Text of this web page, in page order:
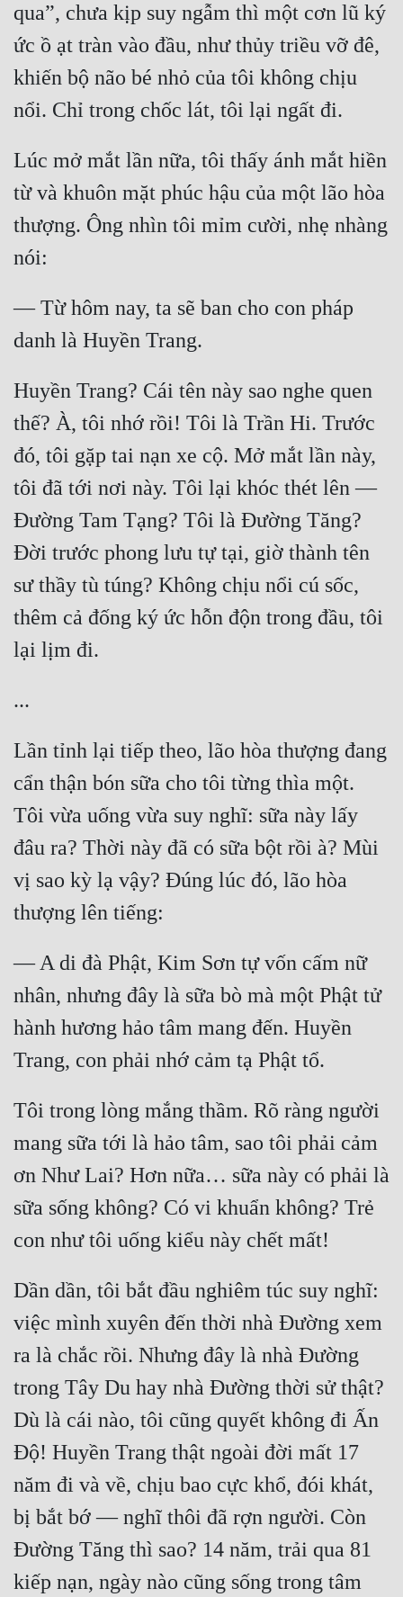
Hệ Thống
Khoa Huyễn
Kinh Dị
Linh Dị
Làm Giàu
Lịch Sử
Mưu Mô
Mạt Thế
Mỹ Thực
Ngôn Tình
Nữ Phụ
Phương Tây
Phản Phái
Quan Trường
Quân Sự
Sảng Văn
Sắc
Thanh Xuân
Tiên Hiệp
Tiểu Thuyết
Trinh Thám
Triều Đấu
Trùng Sinh
Trọng Sinh
Tu Chân
Tu Tiên
Tội Phạm
Vô Địch
Võ Hiệp
Võng Du
Xuyên Không
Xuyên Nhanh
Xuyên Thư
Điền Văn
qua”, chưa kịp suy ngẫm thì một cơn lũ ký
ức ồ ạt tràn vào đầu, như thủy triều vỡ đê,
khiến bộ não bé nhỏ của tôi không chịu
Lúc mở mắt lần nữa, tôi thấy ánh mắt hiền
từ và khuôn mặt phúc hậu của một lão hòa
thượng. Ông nhìn tôi mỉm cười, nhẹ nhàng
— Từ hôm nay, ta sẽ ban cho con pháp
Huyền Trang? Cái tên này sao nghe quen
thế? À, tôi nhớ rồi! Tôi là Trần Hi. Trước
đó, tôi gặp tai nạn xe cộ. Mở mắt lần này,
tôi đã tới nơi này. Tôi lại khóc thét lên —
Đường Tam Tạng? Tôi là Đường Tăng?
Đời trước phong lưu tự tại, giờ thành tên
sư thầy tù túng? Không chịu nổi cú sốc,
thêm cả đống ký ức hỗn độn trong đầu, tôi
Lần tỉnh lại tiếp theo, lão hòa thượng đang
cẩn thận bón sữa cho tôi từng thìa một.
Tôi vừa uống vừa suy nghĩ: sữa này lấy
đâu ra? Thời này đã có sữa bột rồi à? Mùi
vị sao kỳ lạ vậy? Đúng lúc đó, lão hòa
— A di đà Phật, Kim Sơn tự vốn cấm nữ
nhân, nhưng đây là sữa bò mà một Phật tử
hành hương hảo tâm mang đến. Huyền
Tôi trong lòng mắng thầm. Rõ ràng người
mang sữa tới là hảo tâm, sao tôi phải cảm
ơn Như Lai? Hơn nữa… sữa này có phải là
sữa sống không? Có vi khuẩn không? Trẻ
Dần dần, tôi bắt đầu nghiêm túc suy nghĩ:
việc mình xuyên đến thời nhà Đường xem
ra là chắc rồi. Nhưng đây là nhà Đường
trong Tây Du hay nhà Đường thời sử thật?
Dù là cái nào, tôi cũng quyết không đi Ấn
Độ! Huyền Trang thật ngoài đời mất 17
năm đi và về, chịu bao cực khổ, đói khát,
bị bắt bớ — nghĩ thôi đã rợn người. Còn
Đường Tăng thì sao? 14 năm, trải qua 81
kiếp nạn, ngày nào cũng sống trong tâm